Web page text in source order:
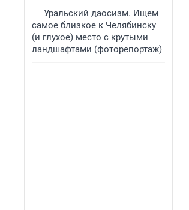
Уральский даосизм. Ищем
самое близкое к Челябинску
(и глухое) место с крутыми
ландшафтами (фоторепортаж)